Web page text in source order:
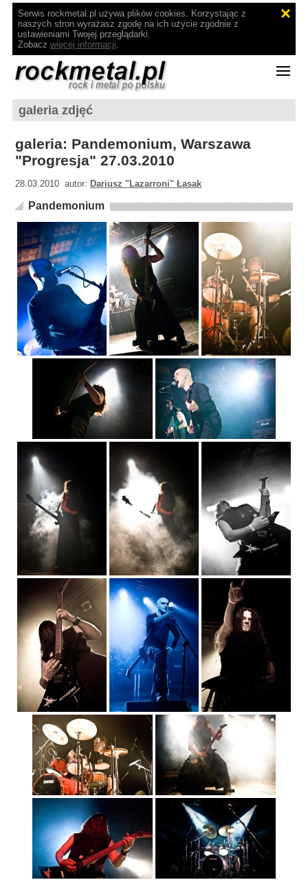
Serwis rockmetal.pl używa plików cookies. Korzystając z
naszych stron wyrażasz zgodę na ich użycie zgodnie z
ustawieniami Twojej przeglądarki.
Zobacz więcej informacji.
galeria zdjęć
galeria: Pandemonium, Warszawa
"Progresja" 27.03.2010
28.03.2010 autor: Dariusz "Lazarroni" Łasak
Pandemonium